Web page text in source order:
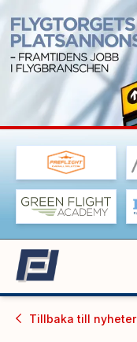
Tillbaka till nyheter